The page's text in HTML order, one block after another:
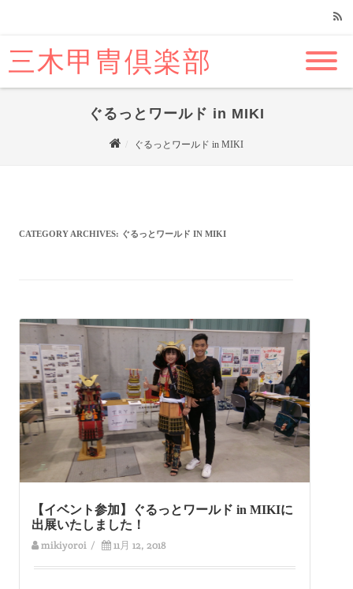
RSS
三木甲冑倶楽部
ぐるっとワールド in MIKI
ぐるっとワールド in MIKI
CATEGORY ARCHIVES: ぐるっとワールド IN MIKI
【イベント参加】ぐるっとワールド in MIKIに
出展いたしました！
mikiyoroi / 11月 12, 2018